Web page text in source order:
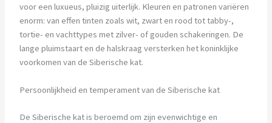
voor een luxueus, pluizig uiterlijk. Kleuren en patronen variëren
enorm: van effen tinten zoals wit, zwart en rood tot tabby-,
tortie- en vachttypes met zilver- of gouden schakeringen. De
lange pluimstaart en de halskraag versterken het koninklijke
voorkomen van de Siberische kat.
Persoonlijkheid en temperament van de Siberische kat
De Siberische kat is beroemd om zijn evenwichtige en